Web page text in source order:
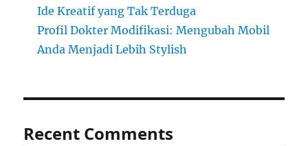
Ide Kreatif yang Tak Terduga
Profil Dokter Modifikasi: Mengubah Mobil
Anda Menjadi Lebih Stylish
Recent Comments